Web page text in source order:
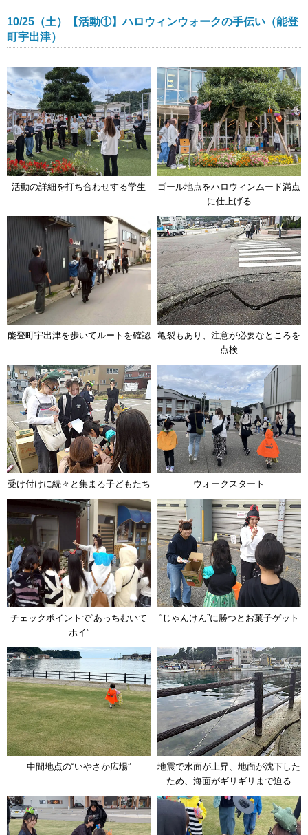
10/25（土）【活動①】ハロウィンウォークの手伝い（能登
町宇出津）
活動の詳細を打ち合わせする学生
ゴール地点をハロウィンムード満点
に仕上げる
能登町宇出津を歩いてルートを確認
亀裂もあり、注意が必要なところを
点検
受け付けに続々と集まる子どもたち ウォークスタート
チェックポイントで“あっちむいて
ホイ”
“じゃんけん”に勝つとお菓子ゲット
中間地点の“いやさか広場”
地震で水面が上昇、地面が沈下した
ため、海面がギリギリまで迫る